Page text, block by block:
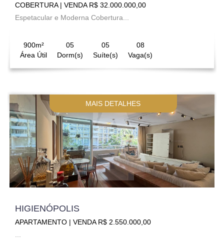
COBERTURA | VENDA R$ 32.000.000,00
Espetacular e Moderna Cobertura...
900m²
Área Útil
05
Dorm(s)
05
Suíte(s)
08
Vaga(s)
MAIS DETALHES
HIGIENÓPOLIS
APARTAMENTO | VENDA R$ 2.550.000,00